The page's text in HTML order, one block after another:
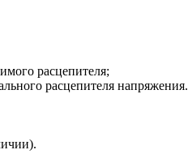
расцепителя;
расцепителя напряжения.